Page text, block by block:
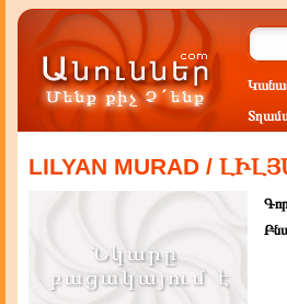
LILYAN MURAD /